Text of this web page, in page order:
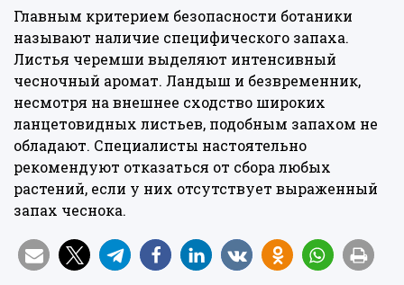
Главным критерием безопасности ботаники
называют наличие специфического запаха.
Листья черемши выделяют интенсивный
чесночный аромат. Ландыш и безвременник,
несмотря на внешнее сходство широких
ланцетовидных листьев, подобным запахом не
обладают. Специалисты настоятельно
рекомендуют отказаться от сбора любых
растений, если у них отсутствует выраженный
запах чеснока.